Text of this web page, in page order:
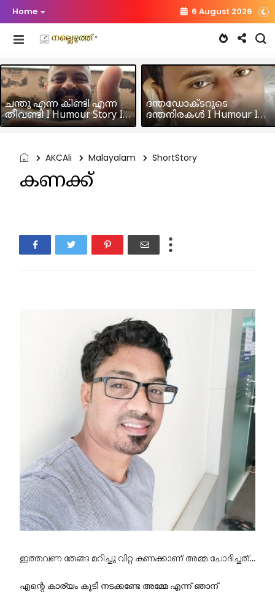
Home 6 August 2026
ചന്തു എന്ന കിണ്ടി എന്ന
തീവണ്ടി I Humour Story I
Rajeev Panicker
ദന്തഡോക്ടറുടെ
ദന്തനിരകൾ I Humour I
Hussain MK
AKCAli Malayalam ShortStory
കണക്ക്
ഇത്തവണ തേങ്ങ മറിച്ചു വിറ്റ കണക്കാണ് അമ്മ ചോദിച്ചത്...
എന്റെ കാര്യം കൂടി നടക്കണ്ടേ അമ്മേ എന്ന് ഞാന്